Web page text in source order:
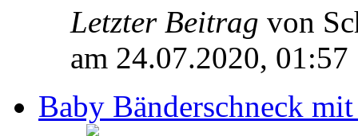
Letzter Beitrag von
am 24.07.2020, 01:57
Baby Bänderschneck mit